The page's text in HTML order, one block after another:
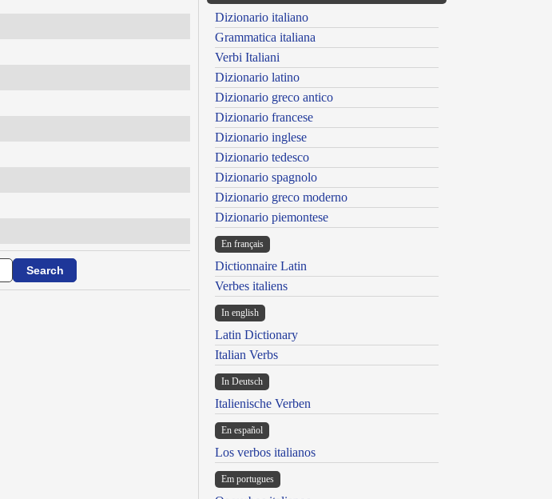
Dizionario italiano
Grammatica italiana
Verbi Italiani
Dizionario latino
Dizionario greco antico
Dizionario francese
Dizionario inglese
Dizionario tedesco
Dizionario spagnolo
Dizionario greco moderno
Dizionario piemontese
En français
Dictionnaire Latin
Verbes italiens
In english
Latin Dictionary
Italian Verbs
In Deutsch
Italienische Verben
En español
Los verbos italianos
Em portugues